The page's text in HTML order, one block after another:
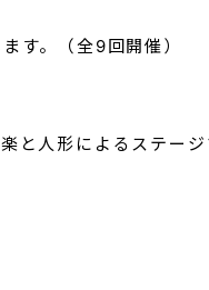
す。（全9回開催）
と人形によるステージ